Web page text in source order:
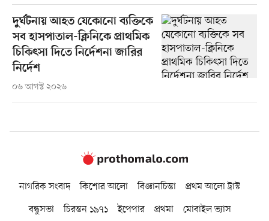
দুর্ঘটনায় আহত যেকোনো ব্যক্তিকে
সব হাসপাতাল-ক্লিনিকে প্রাথমিক
চিকিৎসা দিতে নির্দেশনা জারির
নির্দেশ
০৬ আগস্ট ২০২৬
নাগরিক সংবাদ কিশোর আলো বিজ্ঞানচিন্তা
প্রথম আলো ট্রাস্ট
বন্ধুসভা
চিরন্তন ১৯৭১ ইপেপার প্রথমা মোবাইল ভ্যাস